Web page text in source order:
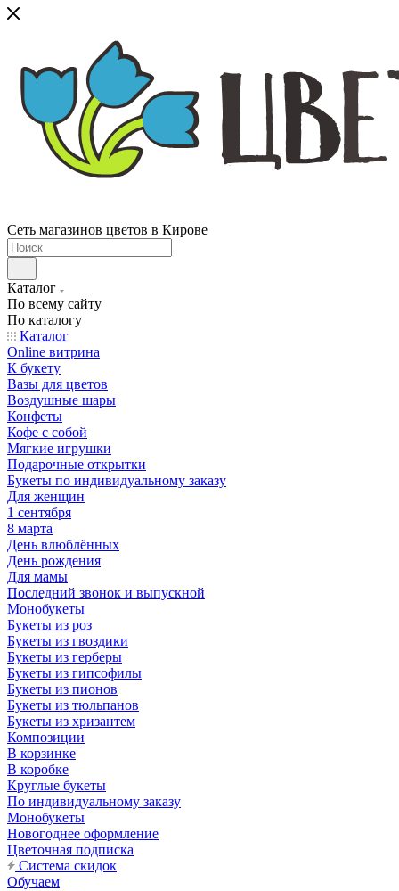
Сеть магазинов цветов в Кирове
Каталог
По всему сайту
По каталогу
Каталог
Online витрина
К букету
Вазы для цветов
Воздушные шары
Конфеты
Кофе с собой
Мягкие игрушки
Подарочные открытки
Букеты по индивидуальному заказу
Для женщин
1 сентября
8 марта
День влюблённых
День рождения
Для мамы
Последний звонок и выпускной
Монобукеты
Букеты из роз
Букеты из гвоздики
Букеты из герберы
Букеты из гипсофилы
Букеты из пионов
Букеты из тюльпанов
Букеты из хризантем
Композиции
В корзинке
В коробке
Круглые букеты
По индивидуальному заказу
Монобукеты
Новогоднее оформление
Цветочная подписка
Система скидок
Обучаем